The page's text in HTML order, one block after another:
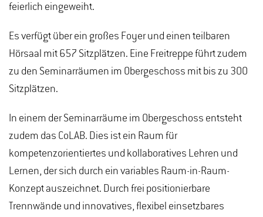
feierlich eingeweiht.
Es verfügt über ein großes Foyer und einen teilbaren
Hörsaal mit 657 Sitzplätzen. Eine Freitreppe führt zudem
zu den Seminarräumen im Obergeschoss mit bis zu 300
Sitzplätzen.
In einem der Seminarräume im Obergeschoss entsteht
zudem das CoLAB. Dies ist ein Raum für
kompetenzorientiertes und kollaboratives Lehren und
Lernen, der sich durch ein variables Raum-in-Raum-
Konzept auszeichnet. Durch frei positionierbare
Trennwände und innovatives, flexibel einsetzbares